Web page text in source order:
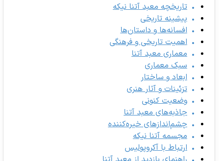
تاریخچه معبد آتنا نیکه
پیشینه تاریخی
افسانه‌ها و داستان‌ها
اهمیت تاریخی و فرهنگی
معماری معبد آتنا
سبک معماری
ابعاد و ساختار
تزئینات و آثار هنری
وضعیت کنونی
جاذبه‌های معبد آتنا
چشم‌اندازهای خیره‌کننده
مجسمه آتنا نیکه
ارتباط با آکروپولیس